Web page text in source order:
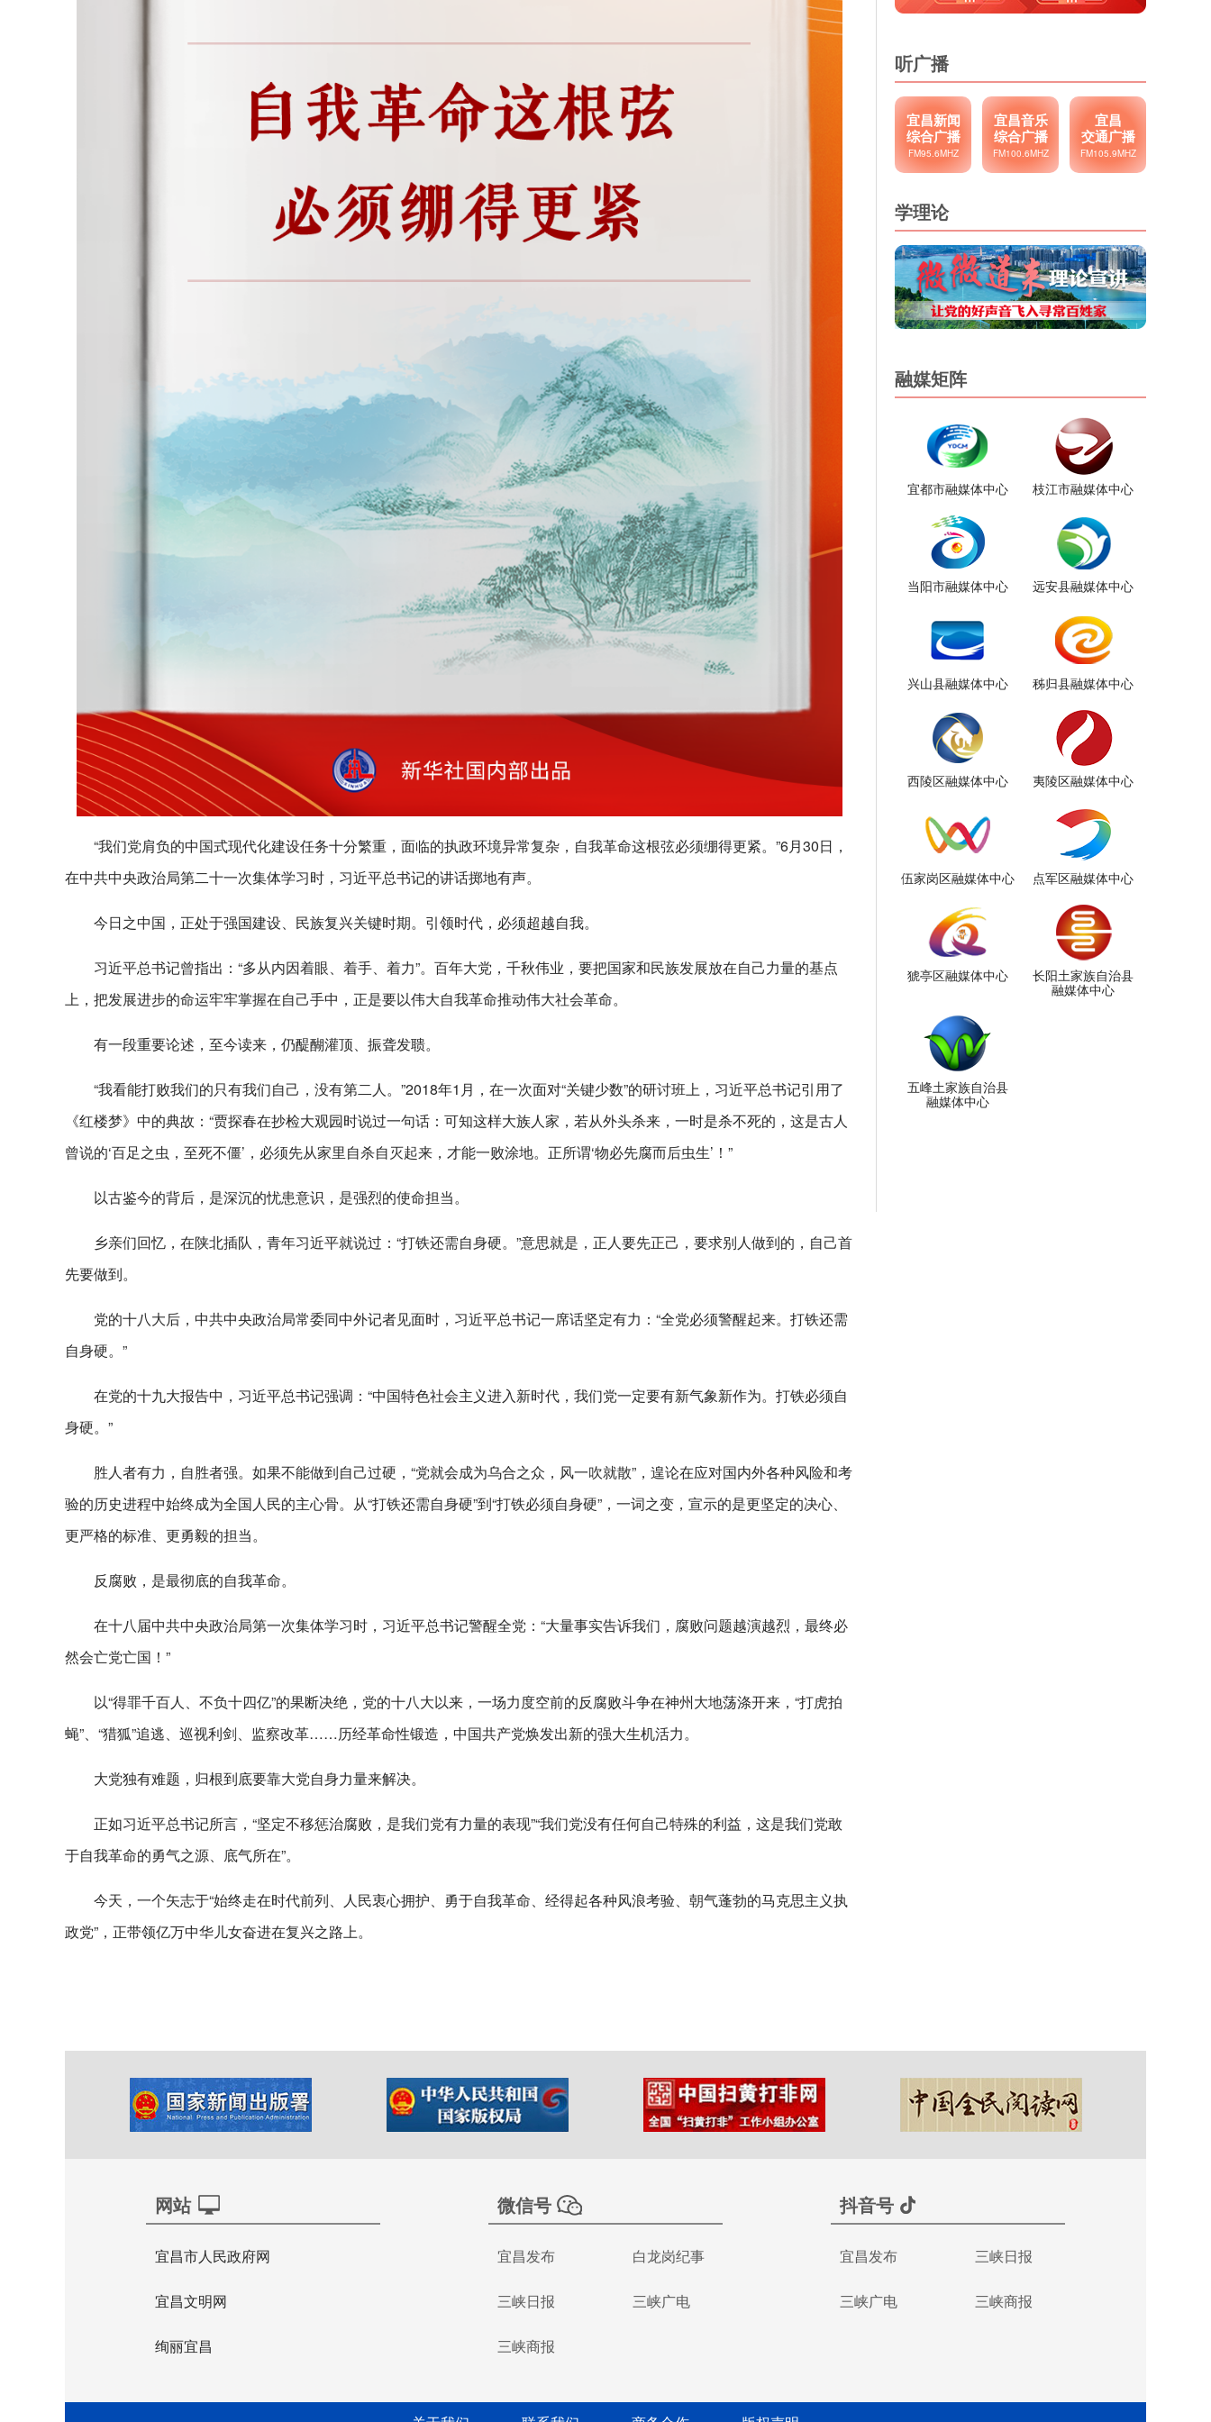
“我们党肩负的中国式现代化建设任务十分繁重，面临的执政环境异常复杂，自我革命这根弦必须绷得更紧。”6月30日，
在中共中央政治局第二十一次集体学习时，习近平总书记的讲话掷地有声。
今日之中国，正处于强国建设、民族复兴关键时期。引领时代，必须超越自我。
习近平总书记曾指出：“多从内因着眼、着手、着力”。百年大党，千秋伟业，要把国家和民族发展放在自己力量的基点
上，把发展进步的命运牢牢掌握在自己手中，正是要以伟大自我革命推动伟大社会革命。
有一段重要论述，至今读来，仍醍醐灌顶、振聋发聩。
“我看能打败我们的只有我们自己，没有第二人。”2018年1月，在一次面对“关键少数”的研讨班上，习近平总书记引用了
《红楼梦》中的典故：“贾探春在抄检大观园时说过一句话：可知这样大族人家，若从外头杀来，一时是杀不死的，这是古人
曾说的‘百足之虫，至死不僵’，必须先从家里自杀自灭起来，才能一败涂地。正所谓‘物必先腐而后虫生’！”
以古鉴今的背后，是深沉的忧患意识，是强烈的使命担当。
乡亲们回忆，在陕北插队，青年习近平就说过：“打铁还需自身硬。”意思就是，正人要先正己，要求别人做到的，自己首
先要做到。
党的十八大后，中共中央政治局常委同中外记者见面时，习近平总书记一席话坚定有力：“全党必须警醒起来。打铁还需
自身硬。”
在党的十九大报告中，习近平总书记强调：“中国特色社会主义进入新时代，我们党一定要有新气象新作为。打铁必须自
身硬。”
胜人者有力，自胜者强。如果不能做到自己过硬，“党就会成为乌合之众，风一吹就散”，遑论在应对国内外各种风险和考
验的历史进程中始终成为全国人民的主心骨。从“打铁还需自身硬”到“打铁必须自身硬”，一词之变，宣示的是更坚定的决心、
更严格的标准、更勇毅的担当。
反腐败，是最彻底的自我革命。
在十八届中共中央政治局第一次集体学习时，习近平总书记警醒全党：“大量事实告诉我们，腐败问题越演越烈，最终必
然会亡党亡国！”
以“得罪千百人、不负十四亿”的果断决绝，党的十八大以来，一场力度空前的反腐败斗争在神州大地荡涤开来，“打虎拍
蝇”、“猎狐”追逃、巡视利剑、监察改革……历经革命性锻造，中国共产党焕发出新的强大生机活力。
大党独有难题，归根到底要靠大党自身力量来解决。
正如习近平总书记所言，“坚定不移惩治腐败，是我们党有力量的表现”“我们党没有任何自己特殊的利益，这是我们党敢
于自我革命的勇气之源、底气所在”。
今天，一个矢志于“始终走在时代前列、人民衷心拥护、勇于自我革命、经得起各种风浪考验、朝气蓬勃的马克思主义执
政党”，正带领亿万中华儿女奋进在复兴之路上。
听广播
宜昌新闻
综合广播
FM95.6MHZ
宜昌音乐
综合广播
FM100.6MHZ
宜昌
交通广播
FM105.9MHZ
学理论
融媒矩阵
宜都市融媒体中心 枝江市融媒体中心
当阳市融媒体中心 远安县融媒体中心
兴山县融媒体中心 秭归县融媒体中心
西陵区融媒体中心 夷陵区融媒体中心
伍家岗区融媒体中心 点军区融媒体中心
猇亭区融媒体中心
长阳土家族自治县
融媒体中心
五峰土家族自治县
融媒体中心
网站
宜昌市人民政府网
宜昌文明网
绚丽宜昌
微信号
宜昌发布 白龙岗纪事
三峡日报 三峡广电
三峡商报
抖音号
宜昌发布 三峡日报
三峡广电 三峡商报